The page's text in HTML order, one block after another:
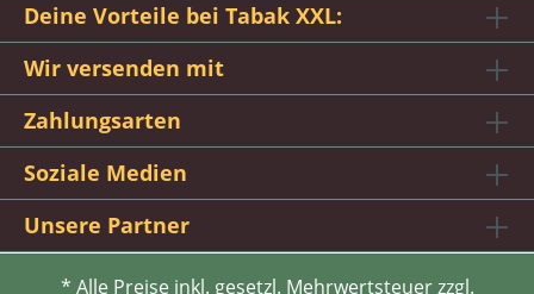
Deine Vorteile bei Tabak XXL:
Wir versenden mit
Zahlungsarten
Soziale Medien
Unsere Partner
* Alle Preise inkl. gesetzl. Mehrwertsteuer zzgl.